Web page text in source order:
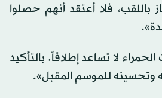
باللقب، فلا أعتقد أنهم حصلوا
لا تساعد إطلاقاً. بالتأكيد
وتحسينه للموسم المقبل».